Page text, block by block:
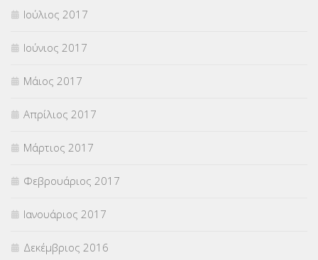
Ιούλιος 2017
Ιούνιος 2017
Μάιος 2017
Απρίλιος 2017
Μάρτιος 2017
Φεβρουάριος 2017
Ιανουάριος 2017
Δεκέμβριος 2016